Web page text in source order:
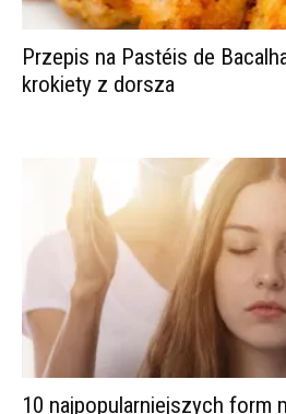
Przepis na Pastéis de
krokiety z dorsza
10 najpopularniejszych form